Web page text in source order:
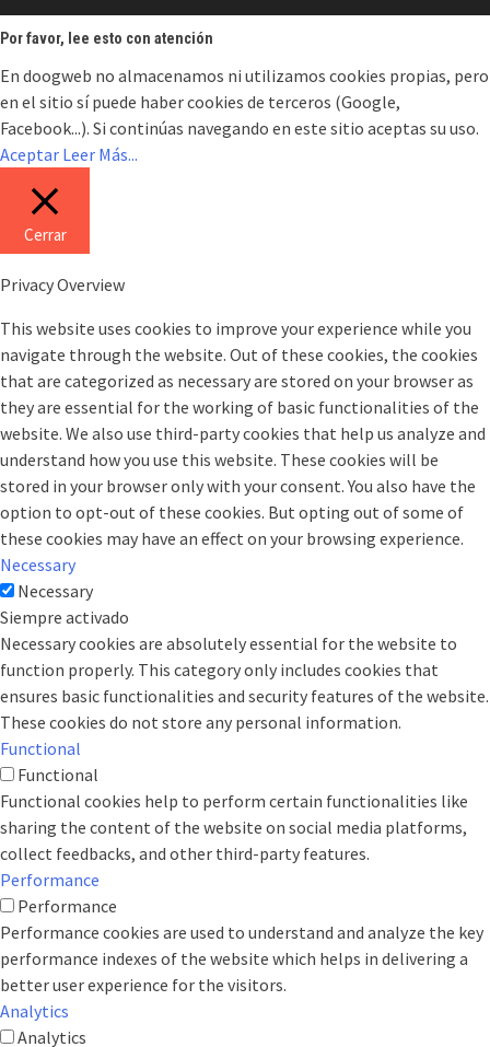
Por favor, lee esto con atención
En doogweb no almacenamos ni utilizamos cookies propias, pero
en el sitio sí puede haber cookies de terceros (Google,
Facebook...). Si continúas navegando en este sitio aceptas su uso.
Aceptar Leer Más...
Cerrar
Privacy Overview
This website uses cookies to improve your experience while you
navigate through the website. Out of these cookies, the cookies
that are categorized as necessary are stored on your browser as
they are essential for the working of basic functionalities of the
website. We also use third-party cookies that help us analyze and
understand how you use this website. These cookies will be
stored in your browser only with your consent. You also have the
option to opt-out of these cookies. But opting out of some of
these cookies may have an effect on your browsing experience.
Necessary
Necessary
Siempre activado
Necessary cookies are absolutely essential for the website to
function properly. This category only includes cookies that
ensures basic functionalities and security features of the website.
These cookies do not store any personal information.
Functional
Functional
Functional cookies help to perform certain functionalities like
sharing the content of the website on social media platforms,
collect feedbacks, and other third-party features.
Performance
Performance
Performance cookies are used to understand and analyze the key
performance indexes of the website which helps in delivering a
better user experience for the visitors.
Analytics
Analytics